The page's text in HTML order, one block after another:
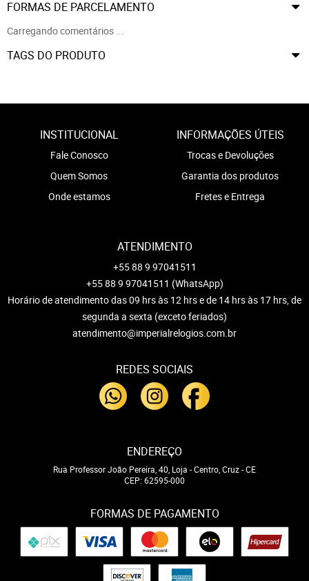
FORMAS DE PARCELAMENTO
Carregando comentários ...
TAGS DO PRODUTO
INSTITUCIONAL
Fale Conosco
Quem Somos
Onde estamos
INFORMAÇÕES ÚTEIS
Trocas e Devoluções
Garantia dos produtos
Fretes e Entrega
ATENDIMENTO
+55 88 9 97041511
+55 88 9 97041511 (WhatsApp)
Horário de atendimento das 09 hrs às 12 hrs e de 14 hrs às 17 hrs, de
segunda a sexta (exceto feriados)
atendimento@imperialrelogios.com.br
REDES SOCIAIS
ENDEREÇO
Rua Professor João Pereira, 40, Loja -Centro, Cruz-CE
CEP: 62595-000
FORMAS DE PAGAMENTO